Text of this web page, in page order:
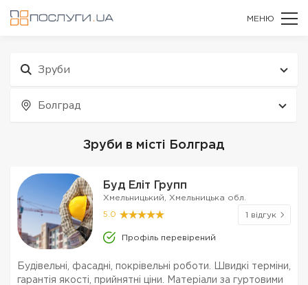
МЕНЮ
Зруби
Болград
Зруби в місті Болград
Буд Еліт Групп
Хмельницький, Хмельницька обл.
5.0 1 відгук
Профіль перевірений
Будівельні, фасадні, покрівельні роботи. Швидкі терміни,
гарантія якості, прийнятні ціни. Матеріали за гуртовими